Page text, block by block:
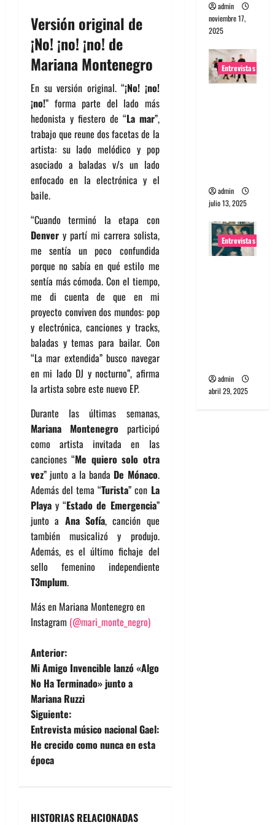
Versión original de
¡No! ¡no! ¡no! de
Mariana Montenegro
En su versión original. “¡No! ¡no!
¡no!” forma parte del lado más
hedonista y fiestero de “La mar”,
trabajo que reune dos facetas de la
artista: su lado melódico y pop
asociado a baladas v/s un lado
enfocado en la electrónica y el
baile.
“Cuando terminó la etapa con
Denver y partí mi carrera solista,
me sentía un poco confundida
porque no sabía en qué estilo me
sentía más cómoda. Con el tiempo,
me di cuenta de que en mi
proyecto conviven dos mundos: pop
y electrónica, canciones y tracks,
baladas y temas para bailar. Con
“La mar extendida” busco navegar
en mi lado DJ y nocturno”, afirma
la artista sobre este nuevo EP.
Durante las últimas semanas,
Mariana Montenegroparticipó
como artista invitada en las
canciones “Me quiero solo otra
vez” junto a la banda De Mónaco.
Además del tema “Turista” con La
Playa y “Estado de Emergencia”
junto a Ana Sofía, canción que
también musicalizó y produjo.
Además, es el último fichaje del
sello femenino independiente
T3mplum.
Más en Mariana Montenegro en
Instagram (@mari_monte_negro)
N
a
v
e
g
c
Anterior:
Mi Amigo Invencible lanzó «Algo
No Ha Terminado» junto a
Mariana Ruzzi
Siguiente:
Entrevista músico nacional Gael:
He crecido como nunca en esta
época
HISTORIAS RELACIONADAS
admin
noviembre 17,
2025
Entrevistas
admin
julio 13, 2025
Entrevistas
admin
abril 29, 2025